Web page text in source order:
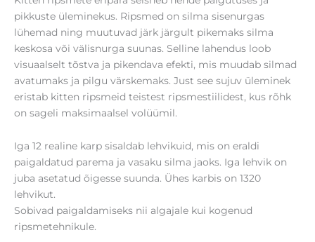
pikkuste üleminekus. Ripsmed on silma sisenurgas
lühemad ning muutuvad järk järgult pikemaks silma
keskosa või välisnurga suunas. Selline lahendus loob
visuaalselt tõstva ja pikendava efekti, mis muudab silmad
avatumaks ja pilgu värskemaks. Just see sujuv üleminek
eristab kitten ripsmeid teistest ripsmestiilidest, kus rõhk
on sageli maksimaalsel volüümil.
Iga 12 realine karp sisaldab lehvikuid, mis on eraldi
paigaldatud parema ja vasaku silma jaoks. Iga lehvik on
juba asetatud õigesse suunda. Ühes karbis on 1320
lehvikut.
Sobivad paigaldamiseks nii algajale kui kogenud
ripsmetehnikule.